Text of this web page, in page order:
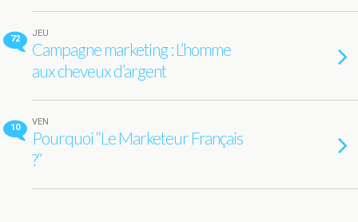
72
JEU
Campagne marketing : L’homme
aux cheveux d’argent
10
VEN
Pourquoi “Le Marketeur Français
?”